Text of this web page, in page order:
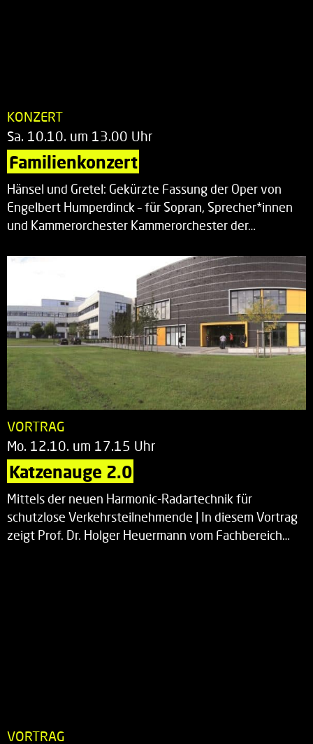
KONZERT
Sa. 10.10. um 13.00 Uhr
Familienkonzert
Hänsel und Gretel: Gekürzte Fassung der Oper von
Engelbert Humperdinck – für Sopran, Sprecher*innen
und Kammerorchester Kammerorchester der…
VORTRAG
Mo. 12.10. um 17.15 Uhr
Katzenauge 2.0
Mittels der neuen Harmonic-Radartechnik für
schutzlose Verkehrsteilnehmende | In diesem Vortrag
zeigt Prof. Dr. Holger Heuermann vom Fachbereich…
VORTRAG